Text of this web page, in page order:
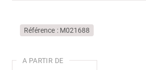
Référence M021688